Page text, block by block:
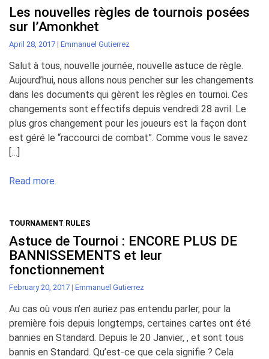
Les nouvelles règles de tournois posées
sur l’Amonkhet
April 28, 2017 | Emmanuel Gutierrez
Salut à tous, nouvelle journée, nouvelle astuce de règle.
Aujourd’hui, nous allons nous pencher sur les changements
dans les documents qui gèrent les règles en tournoi. Ces
changements sont effectifs depuis vendredi 28 avril. Le
plus gros changement pour les joueurs est la façon dont
est géré le “raccourci de combat”. Comme vous le savez
[…]
Read more.
TOURNAMENT RULES
Astuce de Tournoi : ENCORE PLUS DE
BANNISSEMENTS et leur
fonctionnement
February 20, 2017 | Emmanuel Gutierrez
Au cas où vous n’en auriez pas entendu parler, pour la
première fois depuis longtemps, certaines cartes ont été
bannies en Standard. Depuis le 20 Janvier, , et sont tous
bannis en Standard. Qu’est-ce que cela signifie ? Cela